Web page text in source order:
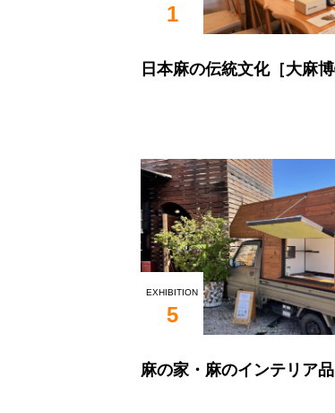
1
日本麻の伝統文化［大麻博
EXHIBITION
5
麻の家・麻のインテリア